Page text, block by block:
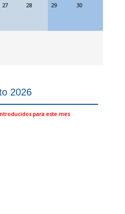
27 28 29 30
2026
para este mes